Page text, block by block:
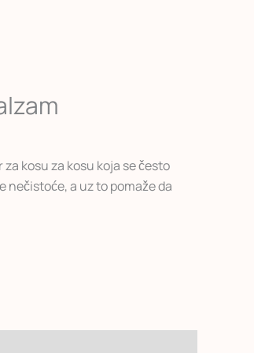
kosu za kosu koja se često
nečistoće, a uz to pomaže da